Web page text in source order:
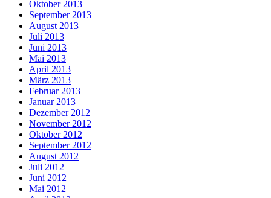
Oktober 2013
September 2013
August 2013
Juli 2013
Juni 2013
Mai 2013
April 2013
März 2013
Februar 2013
Januar 2013
Dezember 2012
November 2012
Oktober 2012
September 2012
August 2012
Juli 2012
Juni 2012
Mai 2012